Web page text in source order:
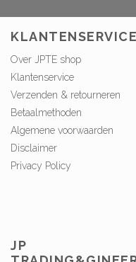
KLANTENSERVICE
Over JPTE shop
Klantenservice
Verzenden & retourneren
Betaalmethoden
Algemene voorwaarden
Disclaimer
Privacy Policy
JP